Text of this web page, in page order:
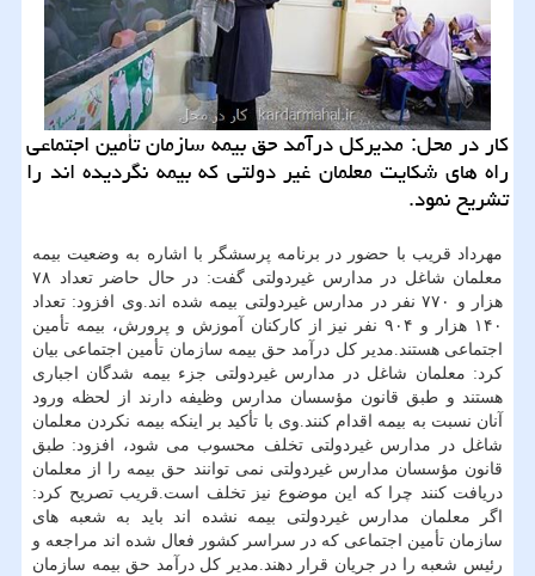
كار در محل: مدیركل درآمد حق بیمه سازمان تأمین اجتماعی
راه های شكایت معلمان غیر دولتی كه بیمه نگردیده اند را
تشریح نمود.
مهرداد قریب با حضور در برنامه پرسشگر با اشاره به وضعیت بیمه
معلمان شاغل در مدارس غیردولتی گفت: در حال حاضر تعداد ۷۸
هزار و ۷۷۰ نفر در مدارس غیردولتی بیمه شده اند.وی افزود: تعداد
۱۴۰ هزار و ۹۰۴ نفر نیز از كاركنان آموزش و پرورش، بیمه تأمین
اجتماعی هستند.مدیر كل درآمد حق بیمه سازمان تأمین اجتماعی بیان
كرد: معلمان شاغل در مدارس غیردولتی جزء بیمه شدگان اجباری
هستند و طبق قانون مؤسسان مدارس وظیفه دارند از لحظه ورود
آنان نسبت به بیمه اقدام كنند.وی با تأكید بر اینكه بیمه نكردن معلمان
شاغل در مدارس غیردولتی تخلف محسوب می شود، افزود: طبق
قانون مؤسسان مدارس غیردولتی نمی توانند حق بیمه را از معلمان
دریافت كنند چرا كه این موضوع نیز تخلف است.قریب تصریح كرد:
اگر معلمان مدارس غیردولتی بیمه نشده اند باید به شعبه های
سازمان تأمین اجتماعی كه در سراسر كشور فعال شده اند مراجعه و
رئیس شعبه را در جریان قرار دهند.مدیر كل درآمد حق بیمه سازمان